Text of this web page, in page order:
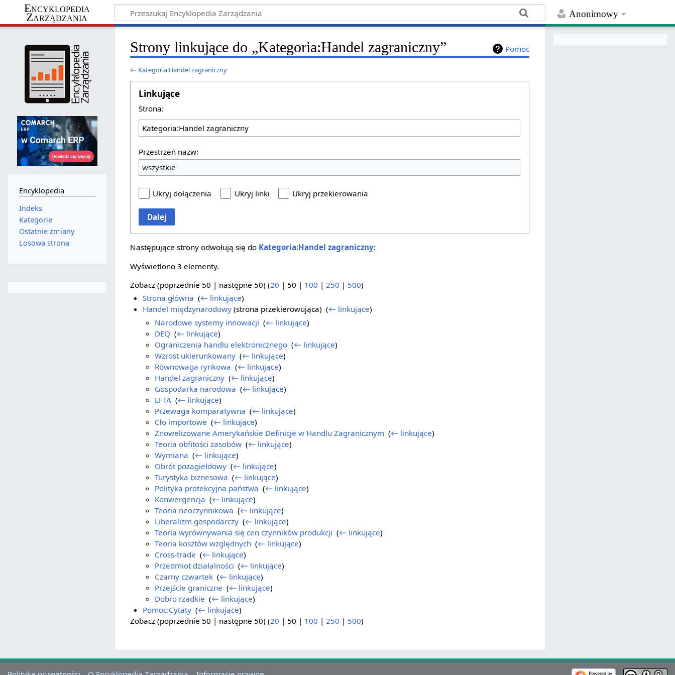
Anonimowy
Encyklopedia
Zarządzania
Pomoc
Strony linkujące do „Kategoria:Handel zagraniczny”
← Kategoria:Handel zagraniczny
Linkujące
Strona:
Przestrzeń nazw:
wszystkie
Ukryj dołączenia Ukryj linki Ukryj przekierowania
Dalej
Następujące strony odwołują się do Kategoria:Handel zagraniczny:
Wyświetlono 3 elementy.
Zobacz (poprzednie 50 | następne 50) (20 | 50 | 100 | 250 | 500)
Strona główna (← linkujące)
Handel międzynarodowy(strona przekierowująca) ‎ (← linkujące)
Narodowe systemy innowacji (← linkujące)
DEQ (← linkujące)
Ograniczenia handlu elektronicznego (← linkujące)
Wzrost ukierunkowany (← linkujące)
Równowaga rynkowa (← linkujące)
Handel zagraniczny (← linkujące)
Gospodarka narodowa (← linkujące)
EFTA (← linkujące)
Przewaga komparatywna (← linkujące)
Cło importowe (← linkujące)
Znowelizowane Amerykańskie Definicje w Handlu Zagranicznym (← linkujące)
Teoria obfitości zasobów (← linkujące)
Wymiana (← linkujące)
Obrót pozagiełdowy (← linkujące)
Turystyka biznesowa (← linkujące)
Polityka protekcyjna państwa (← linkujące)
Konwergencja (← linkujące)
Teoria neoczynnikowa (← linkujące)
Liberalizm gospodarczy (← linkujące)
Teoria wyrównywania się cen czynników produkcji (← linkujące)
Teoria kosztów względnych (← linkujące)
Cross-trade (← linkujące)
Przedmiot działalności (← linkujące)
Czarny czwartek (← linkujące)
Przejście graniczne (← linkujące)
Dobro rzadkie (← linkujące)
Pomoc:Cytaty‎ (← linkujące)
Zobacz (poprzednie 50 | następne 50) (20 | 50 | 100 | 250 | 500)
Encyklopedia
Indeks
Kategorie
Ostatnie zmiany
Losowa strona